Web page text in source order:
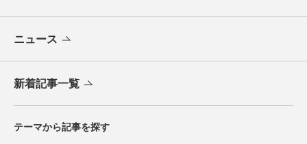
ニュース
新着記事一覧
テーマから記事を探す